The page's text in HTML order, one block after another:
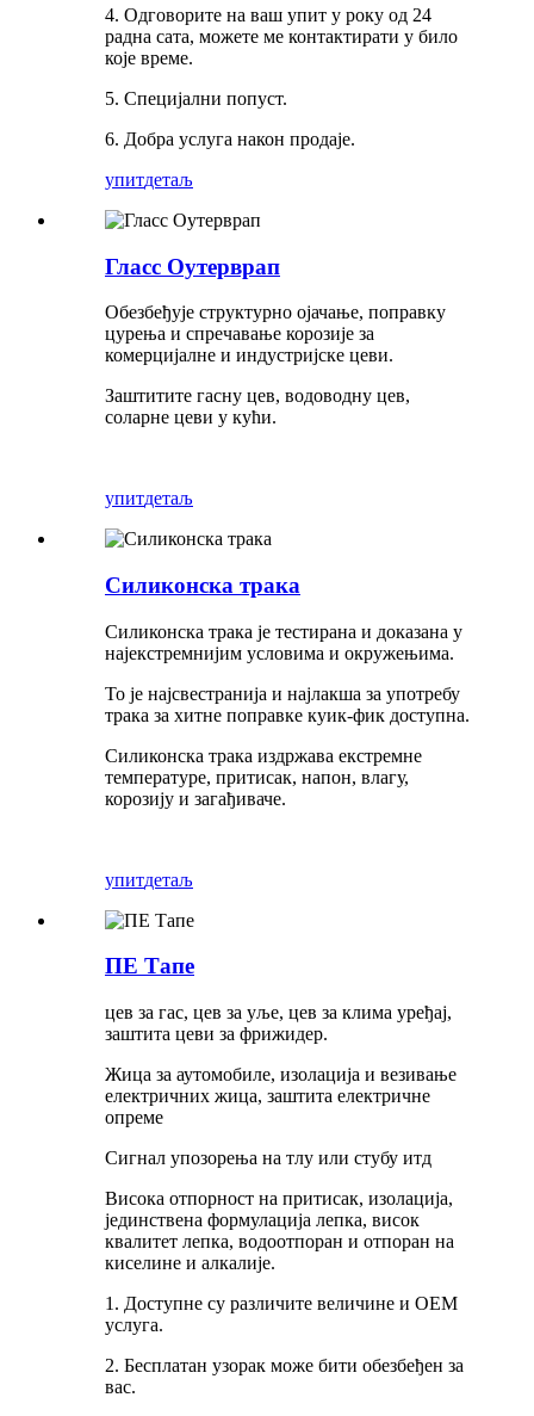
4. Одговорите на ваш упит у року од 24
радна сата, можете ме контактирати у било
које време.
5. Специјални попуст.
6. Добра услуга након продаје.
упитдетаљ
Гласс Оутерврап
Обезбеђује структурно ојачање, поправку
цурења и спречавање корозије за
комерцијалне и индустријске цеви.
Заштитите гасну цев, водоводну цев,
соларне цеви у кући.
упитдетаљ
Силиконска трака
Силиконска трака је тестирана и доказана у
најекстремнијим условима и окружењима.
То је најсвестранија и најлакша за употребу
трака за хитне поправке куик-фик доступна.
Силиконска трака издржава екстремне
температуре, притисак, напон, влагу,
корозију и загађиваче.
упитдетаљ
ПЕ Тапе
цев за гас, цев за уље, цев за клима уређај,
заштита цеви за фрижидер.
Жица за аутомобиле, изолација и везивање
електричних жица, заштита електричне
опреме
Сигнал упозорења на тлу или стубу итд
Висока отпорност на притисак, изолација,
јединствена формулација лепка, висок
квалитет лепка, водоотпоран и отпоран на
киселине и алкалије.
1. Доступне су различите величине и ОЕМ
услуга.
2. Бесплатан узорак може бити обезбеђен за
вас.